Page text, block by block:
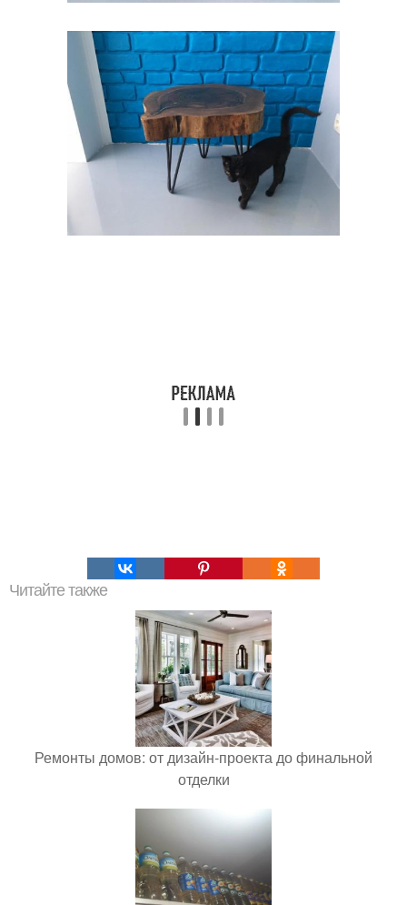
Читайте также
Ремонты домов: от дизайн-проекта до финальной
отделки